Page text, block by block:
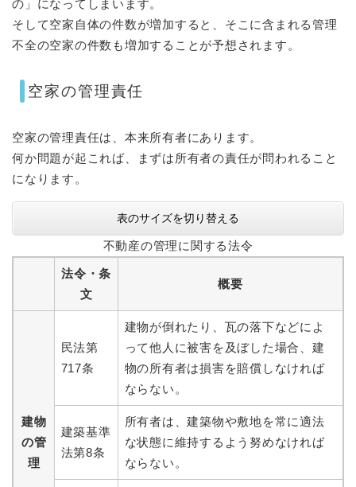
の」になってしまいます。
そして空家自体の件数が増加すると、そこに含まれる管理
不全の空家の件数も増加することが予想されます。
空家の管理責任
空家の管理責任は、本来所有者にあります。
何か問題が起これば、まずは所有者の責任が問われること
になります。
表のサイズを切り替える
法令・条
文
概要
不動産の管理に関する法令
建物
の管
理
民法第
717条
建物が倒れたり、瓦の落下などによ
って他人に被害を及ぼした場合、建
物の所有者は損害を賠償しなければ
ならない。
建築基準
法第8条
所有者は、建築物や敷地を常に適法
な状態に維持するよう努めなければ
ならない。